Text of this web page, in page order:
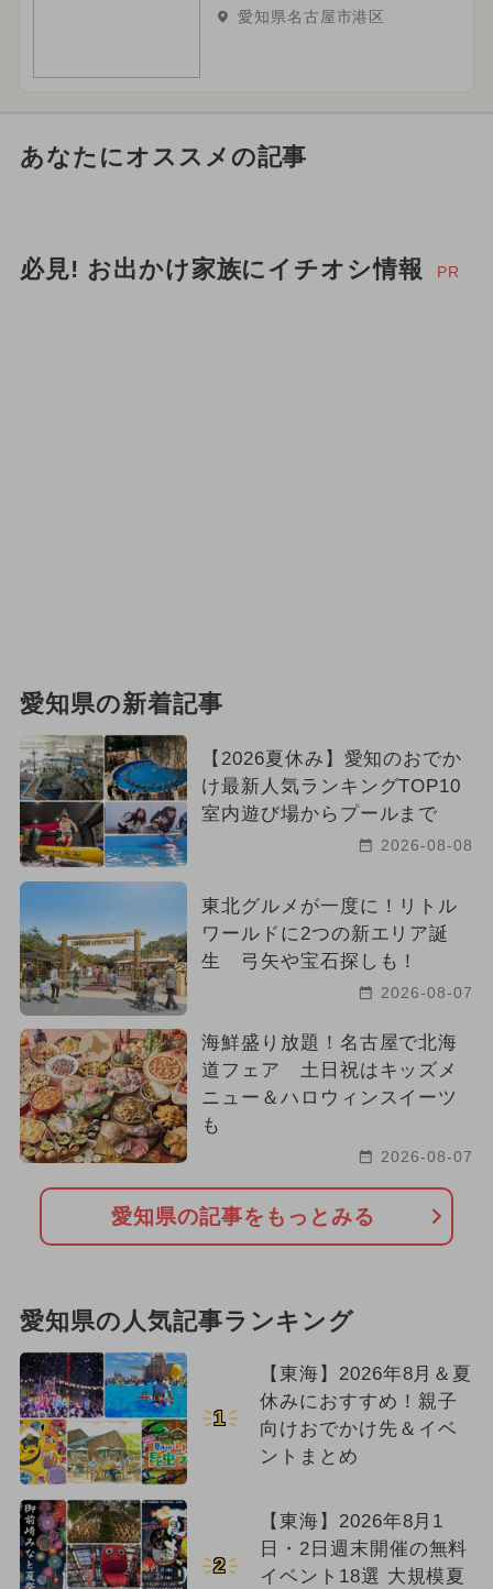
愛知県名古屋市港区
あなたにオススメの記事
必見! お出かけ家族にイチオシ情報 PR
愛知県の新着記事
【2026夏休み】愛知のおでか
け最新人気ランキングTOP10
室内遊び場からプールまで
2026-08-08
東北グルメが一度に！リトル
ワールドに2つの新エリア誕
生 弓矢や宝石探しも！
2026-08-07
海鮮盛り放題！名古屋で北海
道フェア 土日祝はキッズメ
ニュー＆ハロウィンスイーツ
も
2026-08-07
愛知県の記事をもっとみる
愛知県の人気記事ランキング
1
【東海】2026年8月＆夏
休みにおすすめ！親子
向けおでかけ先＆イベ
ントまとめ
2
【東海】2026年8月1
日・2日週末開催の無料
イベント18選 大規模夏